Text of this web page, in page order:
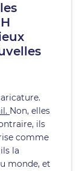
Non, elles
ils
comme
la
monde, et